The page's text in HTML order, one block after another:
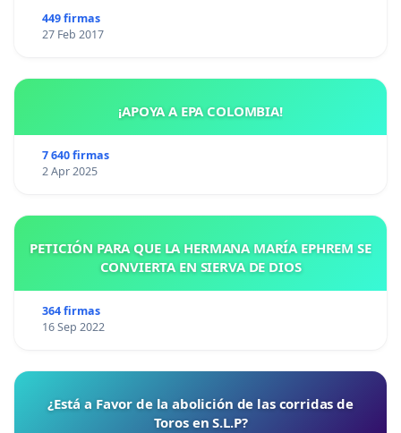
449 firmas
27 Feb 2017
¡APOYA A EPA COLOMBIA!
7 640 firmas
2 Apr 2025
PETICIÓN PARA QUE LA HERMANA MARÍA EPHREM SE
CONVIERTA EN SIERVA DE DIOS
364 firmas
16 Sep 2022
¿Está a Favor de la abolición de las corridas de
Toros en S.L.P?